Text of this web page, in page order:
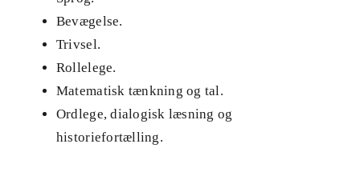
Bevægelse.
Trivsel.
Rollelege.
Matematisk tænkning og tal.
Ordlege, dialogisk læsning og
historiefortælling.